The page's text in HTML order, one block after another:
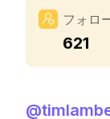
フォロ
621
@